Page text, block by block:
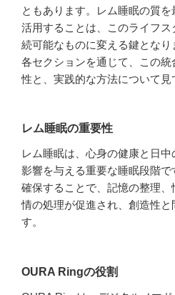
ともあります。レム睡眠の質
活用することは、このライフ
続可能なものに変える鍵とな
各セクションを通じて、この
性と、実践的な方法について見
レム睡眠の重要性
レム睡眠は、心身の健康と日
影響を与える重要な睡眠段階
確保することで、記憶の整理
情の処理が促進され、創造性と
す。
OURA Ringの役割